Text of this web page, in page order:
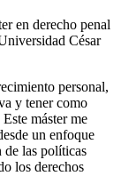
en derecho penal
César
personal,
y tener como
máster me
un enfoque
de las políticas
los derechos